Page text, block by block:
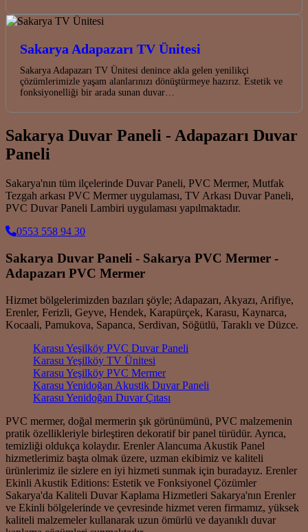
Sakarya Adapazarı TV Ünitesi
Sakarya Adapazarı TV Ünitesi denince akla gelen yenilikçi
çözümlerimizle yaşam alanlarınızı dönüştürmeye hazırız. Estetik ve
fonksiyonelliği bir arada sunan duvar…
Sakarya Duvar Paneli - Adapazarı Duvar
Paneli
Sakarya'nın tüm ilçelerinde Duvar Paneli, PVC Mermer, Mutfak
Tezgah arkası PVC Mermer uygulaması, TV Arkası Duvar Paneli,
PVC Duvar Paneli Lambiri uygulaması yapılmaktadır.
0553 558 94 30
Sakarya Duvar Paneli - Sakarya PVC Mermer -
Adapazarı PVC Mermer
Hizmet bölgelerimizden bazıları şöyle; Adapazarı, Akyazı, Arifiye,
Erenler, Ferizli, Geyve, Hendek, Karapürçek, Karasu, Kaynarca,
Kocaali, Pamukova, Sapanca, Serdivan, Söğütlü, Taraklı ve Düzce.
Karasu Yeşilköy PVC Duvar Paneli
Karasu Yeşilköy TV Ünitesi
Karasu Yeşilköy PVC Mermer
Karasu Yenidoğan Akustik Duvar Paneli
Karasu Yenidoğan Duvar Çıtası
PVC mermer, doğal mermerin şık görünümünü, PVC malzemenin
pratik özellikleriyle birleştiren dekoratif bir panel türüdür. Ayrıca,
temizliği oldukça kolaydır. Erenler Alancuma Akustik Panel
hizmetlerimiz başta olmak üzere, uzman ekibimiz ve kaliteli
ürünlerimiz ile sizlere en iyi hizmeti sunmak için buradayız. Erenler
Ekinli Akustik Editions: Estetik ve Fonksiyonel Çözümler
Sakarya'da Kaliteli Duvar Kaplama Hizmetleri Sakarya'nın Erenler
ve Ekinli bölgelerinde ve çevresinde hizmet veren firmamız, yüksek
kaliteli malzemeler kullanarak uzun ömürlü ve dayanıklı duvar